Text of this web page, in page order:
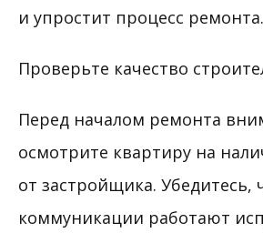
и упростит процесс ремонта.
Проверьте качество
Перед началом ремонта
осмотрите квартиру на
от застройщика. Убедитесь,
коммуникации работают